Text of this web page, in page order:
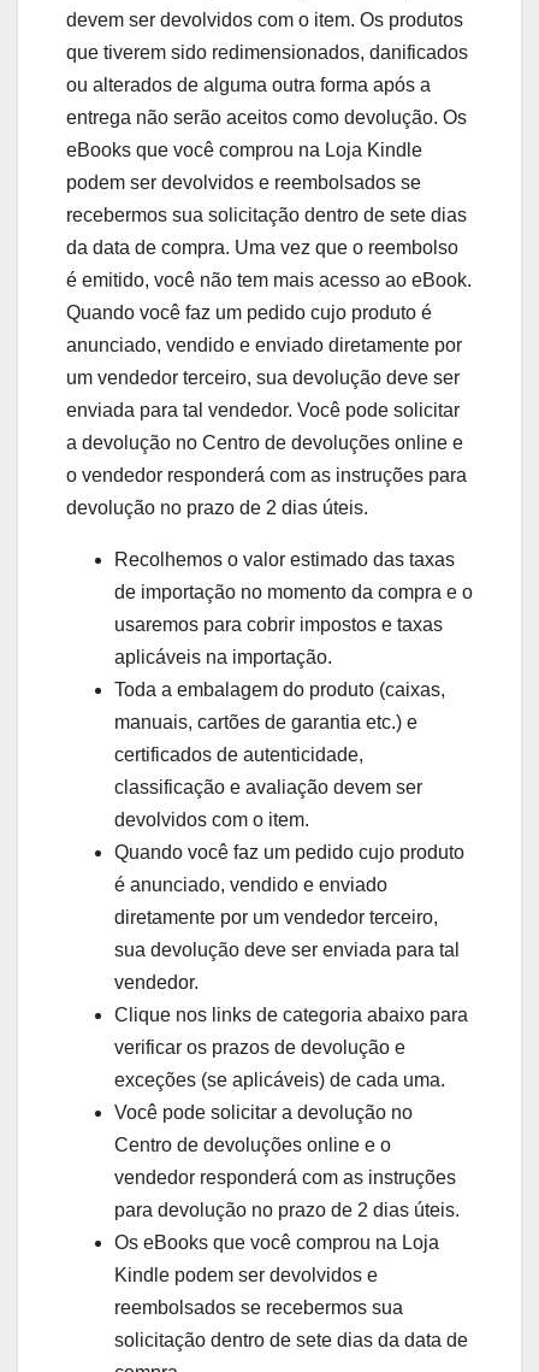
devem ser devolvidos com o item. Os produtos
que tiverem sido redimensionados, danificados
ou alterados de alguma outra forma após a
entrega não serão aceitos como devolução. Os
eBooks que você comprou na Loja Kindle
podem ser devolvidos e reembolsados se
recebermos sua solicitação dentro de sete dias
da data de compra. Uma vez que o reembolso
é emitido, você não tem mais acesso ao eBook.
Quando você faz um pedido cujo produto é
anunciado, vendido e enviado diretamente por
um vendedor terceiro, sua devolução deve ser
enviada para tal vendedor. Você pode solicitar
a devolução no Centro de devoluções online e
o vendedor responderá com as instruções para
devolução no prazo de 2 dias úteis.
Recolhemos o valor estimado das taxas
de importação no momento da compra e o
usaremos para cobrir impostos e taxas
aplicáveis na importação.
Toda a embalagem do produto (caixas,
manuais, cartões de garantia etc.) e
certificados de autenticidade,
classificação e avaliação devem ser
devolvidos com o item.
Quando você faz um pedido cujo produto
é anunciado, vendido e enviado
diretamente por um vendedor terceiro,
sua devolução deve ser enviada para tal
vendedor.
Clique nos links de categoria abaixo para
verificar os prazos de devolução e
exceções (se aplicáveis) de cada uma.
Você pode solicitar a devolução no
Centro de devoluções online e o
vendedor responderá com as instruções
para devolução no prazo de 2 dias úteis.
Os eBooks que você comprou na Loja
Kindle podem ser devolvidos e
reembolsados se recebermos sua
solicitação dentro de sete dias da data de